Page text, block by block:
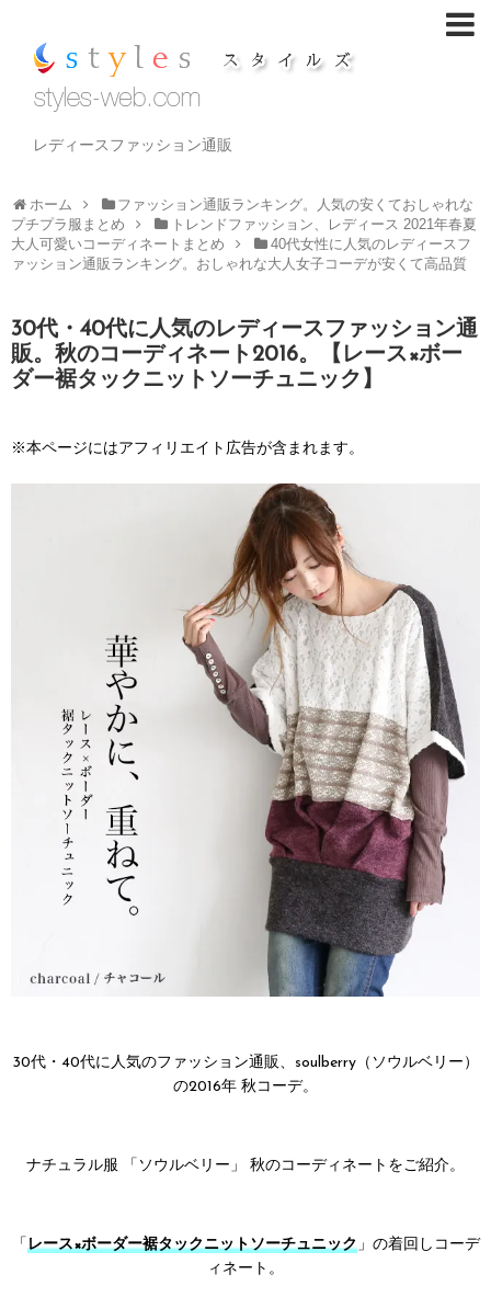
レディースファッション通販
ホーム
ファッション通販ランキング。人気の安くておしゃれな
プチプラ服まとめ
トレンドファッション、レディース 2021年春夏
大人可愛いコーディネートまとめ
40代女性に人気のレディースフ
ァッション通販ランキング。おしゃれな大人女子コーデが安くて高品質
30代・40代に人気のレディースファッション通
販。秋のコーディネート2016。【レース×ボー
ダー裾タックニットソーチュニック】
※本ページにはアフィリエイト広告が含まれます。
30代・40代に人気のファッション通販、soulberry（ソウルベリー）
の2016年 秋コーデ。
ナチュラル服 「ソウルベリー」 秋のコーディネートをご紹介。
「 レース×ボーダー裾タックニットソーチュニック」の着回しコーデ
ィネート。